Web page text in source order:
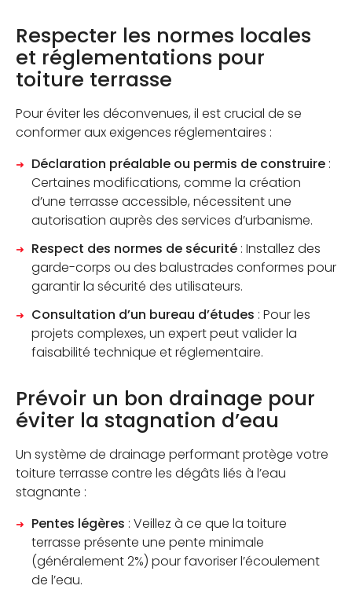
Respecter les normes locales
et réglementations pour
toiture terrasse
Pour éviter les déconvenues, il est crucial de se
conformer aux exigences réglementaires :
Déclaration préalable ou permis de construire :
Certaines modifications, comme la création
d’une terrasse accessible, nécessitent une
autorisation auprès des services d’urbanisme.
Respect des normes de sécurité : Installez des
garde-corps ou des balustrades conformes pour
garantir la sécurité des utilisateurs.
Consultation d’un bureau d’études : Pour les
projets complexes, un expert peut valider la
faisabilité technique et réglementaire.
Prévoir un bon drainage pour
éviter la stagnation d’eau
Un système de drainage performant protège votre
toiture terrasse contre les dégâts liés à l’eau
stagnante :
Pentes légères : Veillez à ce que la toiture
terrasse présente une pente minimale
(généralement 2%) pour favoriser l’écoulement
de l’eau.